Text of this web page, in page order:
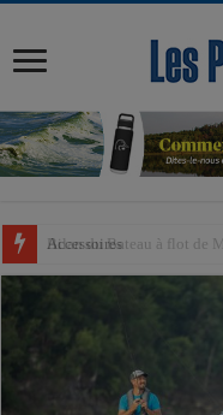
Accessoires